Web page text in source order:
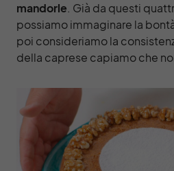
mandorle. Già da questi
possiamo immaginare la
poi consideriamo la
della caprese capiamo che